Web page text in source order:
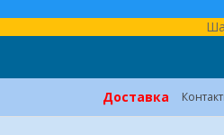
Доставка